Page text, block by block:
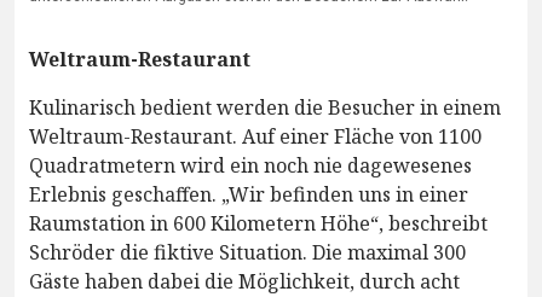
Weltraum-Restaurant
Kulinarisch bedient werden die Besucher in einem
Weltraum-Restaurant. Auf einer Fläche von 1100
Quadratmetern wird ein noch nie dagewesenes
Erlebnis geschaffen. „Wir befinden uns in einer
Raumstation in 600 Kilometern Höhe“, beschreibt
Schröder die fiktive Situation. Die maximal 300
Gäste haben dabei die Möglichkeit, durch acht